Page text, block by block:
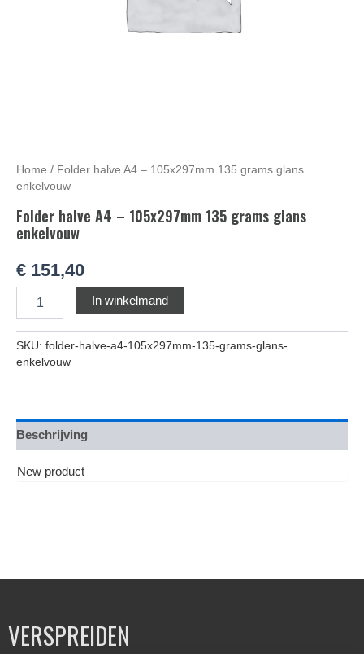
Home / Folder halve A4 – 105x297mm 135 grams glans
enkelvouw
Folder halve A4 – 105x297mm 135 grams glans
enkelvouw
€ 151,40
In winkelmand
SKU: folder-halve-a4-105x297mm-135-grams-glans-
enkelvouw
Beschrijving
New product
VERSPREIDEN